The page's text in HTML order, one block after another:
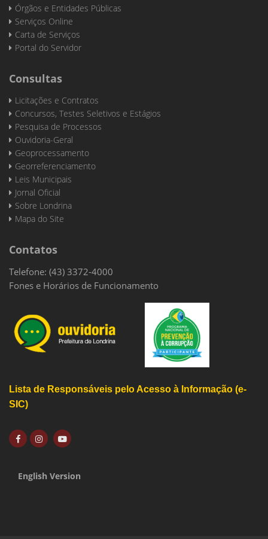
Órgãos e Entidades Públicas
Serviços Online
Carta de Serviços
Portal do Servidor
Consultas
Licitações e Contratos
Concursos, Testes Seletivos e Estágios
Pesquisa de Processos
Ouvidoria-Geral
Geoprocessamento
Georreferenciamento
Leis Municipais
Jornal Oficial
Sobre Londrina
Mapa do Site
Contatos
Telefone: (43) 3372-4000
Fones e Horários de Funcionamento
Lista de Responsáveis pelo Acesso à Informação (e-
SIC)
English Version